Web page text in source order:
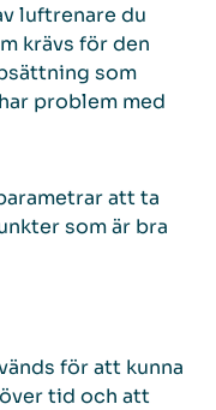
luftrenare du
krävs för den
som
problem med
att ta
som är bra
för att kunna
tid och att